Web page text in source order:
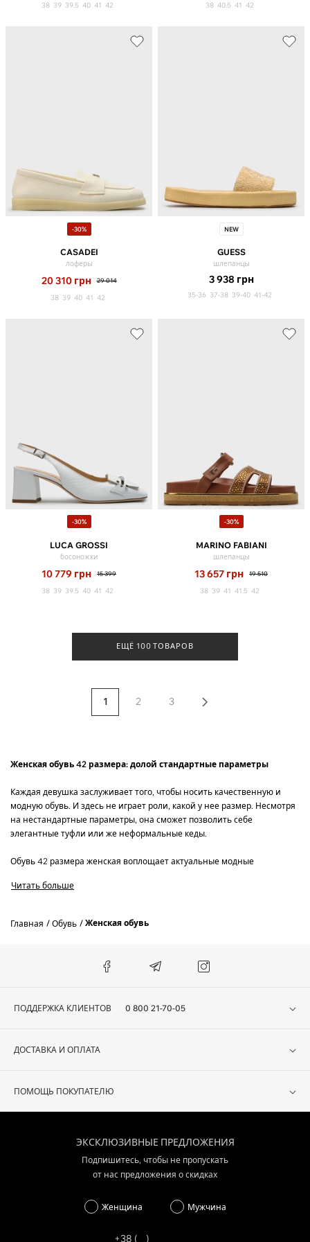
38 39 39.5 40 41 42 38 40.5 41 42
-30%
CASADEI
лоферы
20 310 грн 29 014
38 39 40 41 42
NEW
GUESS
шлепанцы
3 938 грн
35-36 37-38 39-40 41-42
-30%
LUCA GROSSI
босоножки
10 779 грн 15 399
38 39 39.5 40 41 42
-30%
MARINO FABIANI
шлепанцы
13 657 грн 19 510
38 39 41 41.5 42
ЕЩЁ 100 ТОВАРОВ
1 2 3
Женская обувь 42 размера: долой стандартные параметры
Каждая девушка заслуживает того, чтобы носить качественную и
модную обувь. И здесь не играет роли, какой у нее размер. Несмотря
на нестандартные параметры, она сможет позволить себе
элегантные туфли или же неформальные кеды.
Обувь 42 размера женская воплощает актуальные модные
реализовали именитые дизайнеры. Осталось лишь купить заветную
Особенности женской обуви 42 размера
размера. Линейки Marino Fabiano, Pertini, Casadei ожидают своих
моделей.
торжество, поход в ближайший ТЦ на кофе или занятие
спортом: под каждую ситуацию вы сможете найти хорошую
учетом всех анатомических особенностей. Современные материалы
Читать больше
Главная Обувь Женская обувь
ПОДДЕРЖКА КЛИЕНТОВ 0 800 21-70-05
ДОСТАВКА И ОПЛАТА
ПОМОЩЬ ПОКУПАТЕЛЮ
ЭКСКЛЮЗИВНЫЕ ПРЕДЛОЖЕНИЯ
Подпишитесь, чтобы не пропускать
от нас предложения о скидках
Женщина Мужчина